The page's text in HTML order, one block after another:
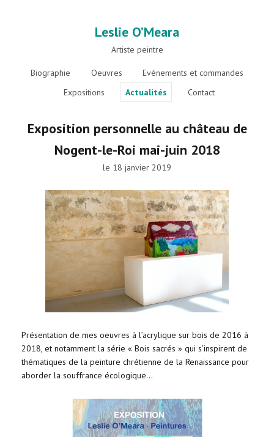
Leslie O’Meara
Artiste peintre
Biographie Oeuvres
Evénements et commandes
Expositions
Actualités Contact
Exposition personnelle au château de
Nogent-le-Roi mai-juin 2018
le 18 janvier 2019
Présentation de mes oeuvres à l’acrylique sur bois de 2016 à
2018, et notamment la série « Bois sacrés » qui s’inspirent de
thématiques de la peinture chrétienne de la Renaissance pour
aborder la souffrance écologique…